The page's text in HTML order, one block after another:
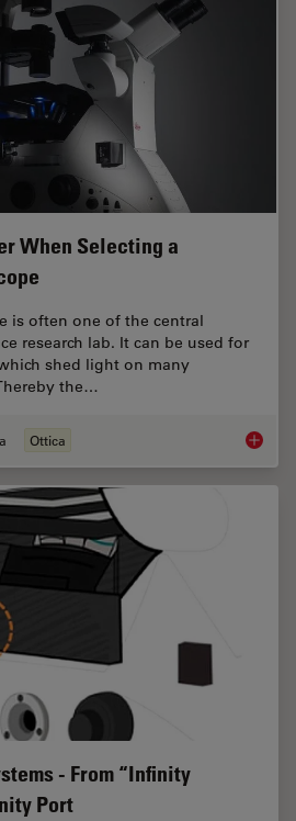
When Selecting a
is often one of the central
research lab. It can be used for
shed light on many
the…
Ottica Factors
- From “Infinity
Port